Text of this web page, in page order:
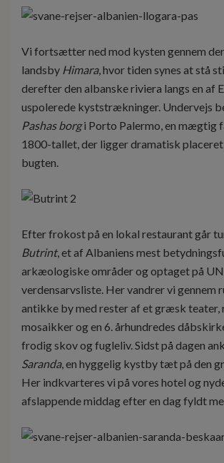
Vi fortsætter ned mod kysten gennem
landsby Himara, hvor tiden synes at stå
derefter den albanske riviera langs en af
uspolerede kyststrækninger. Undervejs
Pashas borgi Porto Palermo, en mægtig
1800-tallet, der ligger dramatisk placeret
bugten.
Efter frokost på en lokal restaurant går
Butrint, et af Albaniens mest
arkæologiske områder og optaget på
verdensarvsliste. Her vandrer vi gennem
antikke by med rester af et græsk teater,
mosaikker og en 6. århundredes
frodig skov og fugleliv. Sidst på dagen
Saranda, en hyggelig kystby tæt på den
Her indkvarteres vi på vores hotel og
afslappende middag efter en dag fyldt